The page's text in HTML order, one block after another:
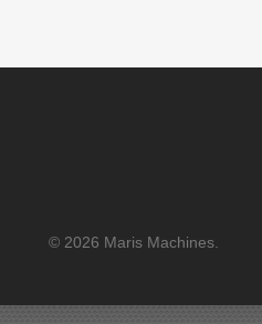
© 2026 Maris Machines.